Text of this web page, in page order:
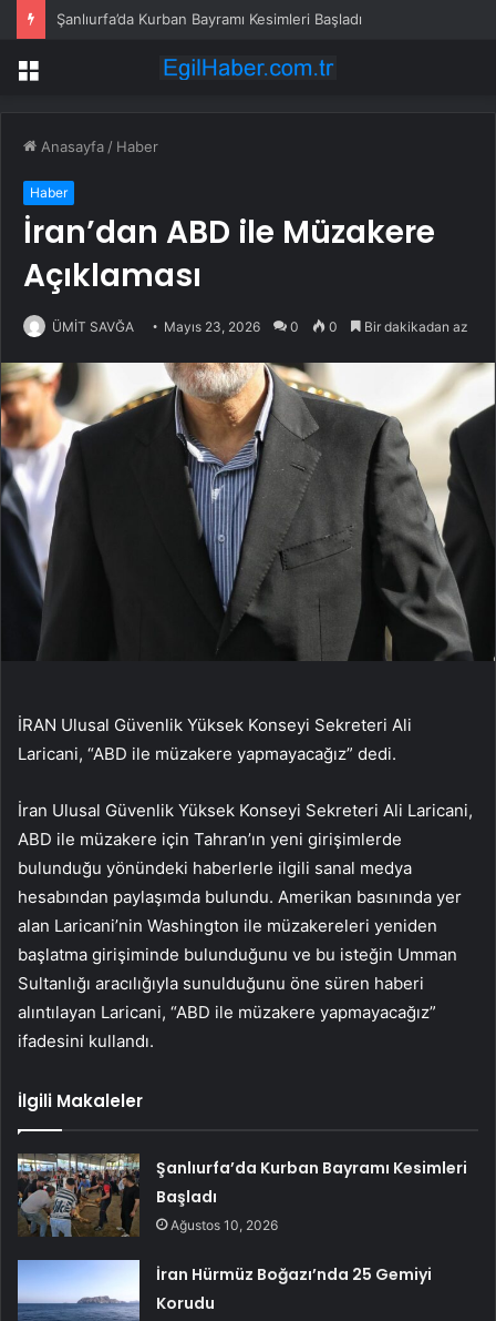
Şanlıurfa’da Kurban Bayramı Kesimleri Başladı
Menü
Anasayfa / Haber
Haber
İran’dan ABD ile Müzakere
Açıklaması
ÜMİT SAVĞA Mayıs 23, 2026 0 0 Bir dakikadan az
İRAN Ulusal Güvenlik Yüksek Konseyi Sekreteri Ali
Laricani, “ABD ile müzakere yapmayacağız” dedi.
İran Ulusal Güvenlik Yüksek Konseyi Sekreteri Ali Laricani,
ABD ile müzakere için Tahran’ın yeni girişimlerde
bulunduğu yönündeki haberlerle ilgili sanal medya
hesabından paylaşımda bulundu. Amerikan basınında yer
alan Laricani’nin Washington ile müzakereleri yeniden
başlatma girişiminde bulunduğunu ve bu isteğin Umman
Sultanlığı aracılığıyla sunulduğunu öne süren haberi
alıntılayan Laricani, “ABD ile müzakere yapmayacağız”
ifadesini kullandı.
İlgili Makaleler
Şanlıurfa’da Kurban Bayramı Kesimleri
Başladı
Ağustos 10, 2026
İran Hürmüz Boğazı’nda 25 Gemiyi
Korudu